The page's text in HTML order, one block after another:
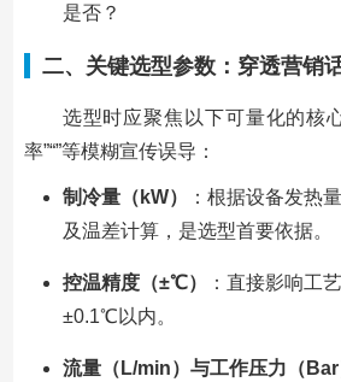
是否？
二、关键选型参数：穿透营销
选型时应聚焦以下可量化的核
率”“”等模糊宣传误导：
制冷量（kW）
：根据设备发热
及温差计算，是选型首要依据。
控温精度（±℃）
：直接影响工
±0.1℃以内。
流量（L/min）与工作压力（Bar